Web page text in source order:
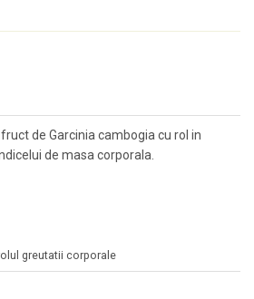
de Garcinia cambogia cu rol in
de masa corporala.
greutatii corporale